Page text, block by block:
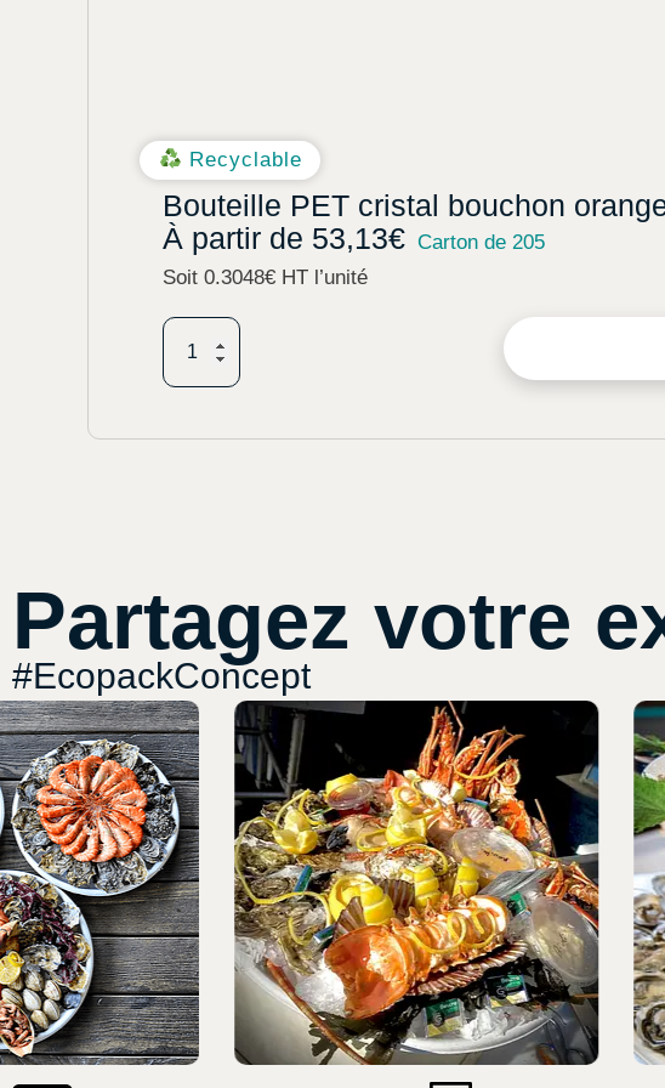
Recyclable
Bouteille PET cristal bouchon
À partir de 53,13€
Soit 0.3048€ HT l’unité
Carton de 205
Partagez votre
#EcopackConcept